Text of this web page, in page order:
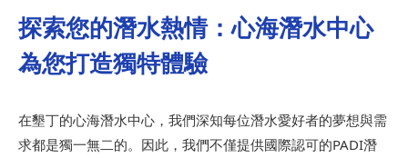
探索您的潛水熱情：心海潛水中心
為您打造獨特體驗
在墾丁的心海潛水中心，我們深知每位潛水愛好者的夢想與需
求都是獨一無二的。因此，我們不僅提供國際認可的PADI潛